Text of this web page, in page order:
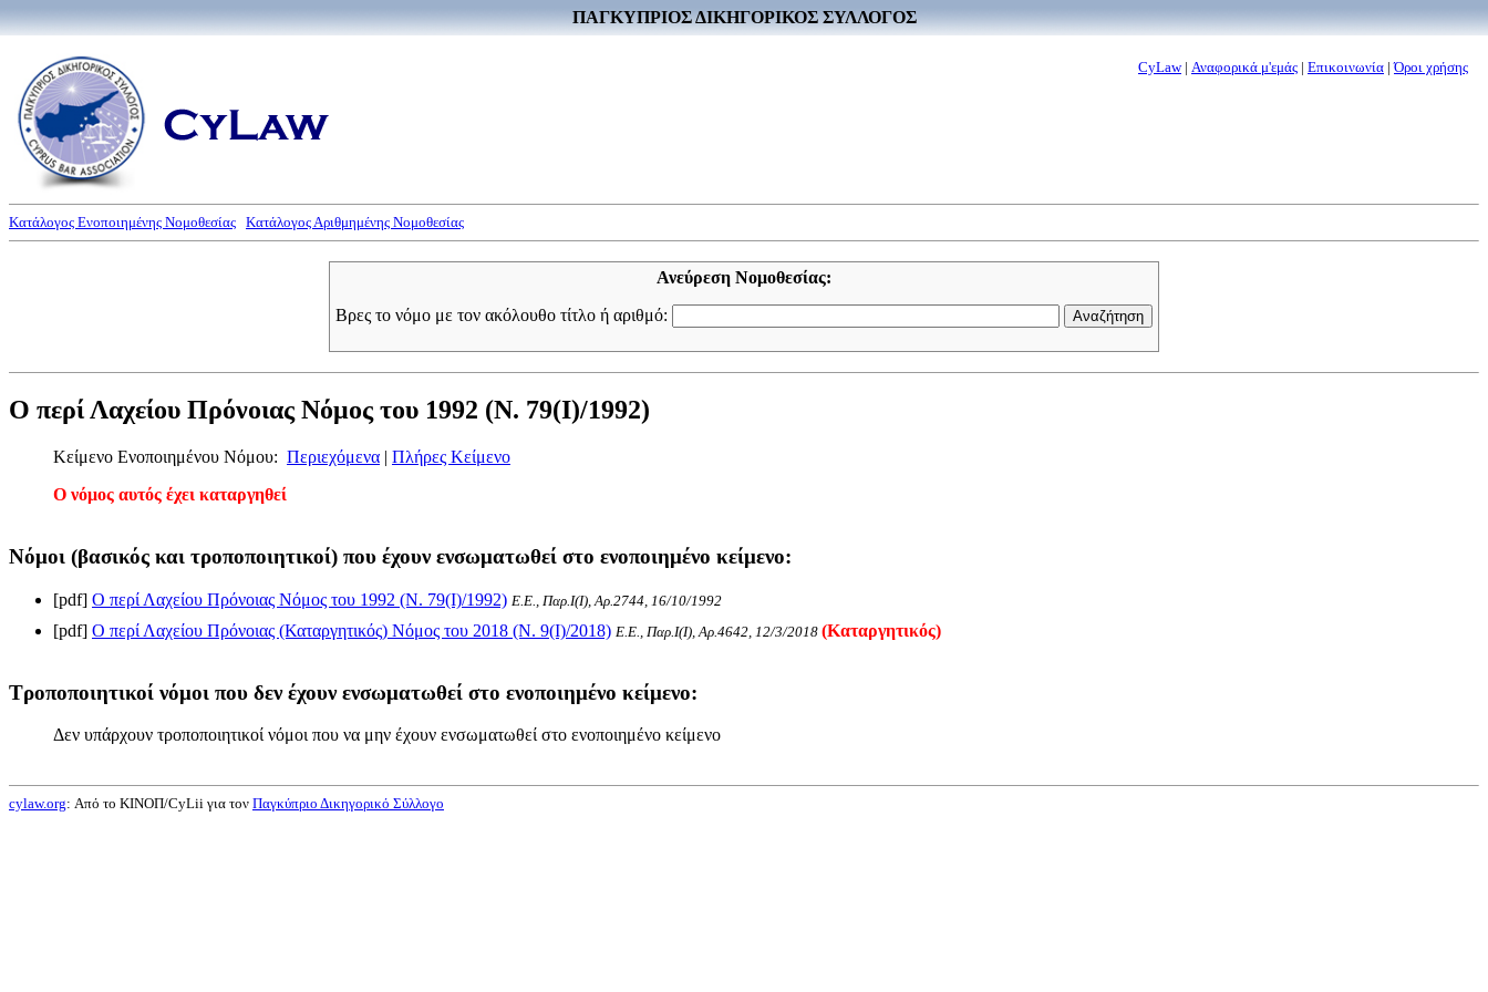
ΠΑΓΚΥΠΡΙΟΣ ΔΙΚΗΓΟΡΙΚΟΣ ΣΥΛΛΟΓΟΣ
CyLaw| Αναφορικά μ'εμάς | Επικοινωνία |Όροι χρήσης
Κατάλογος Ενοποιημένης Νομοθεσίας Κατάλογος Αριθμημένης Νομοθεσίας
Ανεύρεση Νομοθεσίας:
Βρες το νόμο με τον ακόλουθο τίτλο ή αριθμό:
Ο περί Λαχείου Πρόνοιας Νόμος του 1992 (Ν. 79(I)/1992)
Κείμενο Ενοποιημένου Νόμου: Περιεχόμενα | Πλήρες Κείμενο
Ο νόμος αυτός έχει καταργηθεί
Νόμοι (βασικός και τροποποιητικοί) που έχουν ενσωματωθεί στο ενοποιημένο κείμενο:
[pdf] Ο περί Λαχείου Πρόνοιας Νόμος του 1992 (Ν. 79(I)/1992) Ε.Ε., Παρ.Ι(I), Αρ.2744, 16/10/1992
[pdf] Ο περί Λαχείου Πρόνοιας (Καταργητικός) Νόμος του 2018 (Ν. 9(I)/2018) Ε.Ε., Παρ.Ι(I), Αρ.4642, 12/3/2018 (Καταργητικός)
Τροποποιητικοί νόμοι που δεν έχουν ενσωματωθεί στο ενοποιημένο κείμενο:
Δεν υπάρχουν τροποποιητικοί νόμοι που να μην έχουν ενσωματωθεί στο ενοποιημένο κείμενο
cylaw.org: Από το ΚΙΝOΠ/CyLii για τον Παγκύπριο Δικηγορικό Σύλλογο